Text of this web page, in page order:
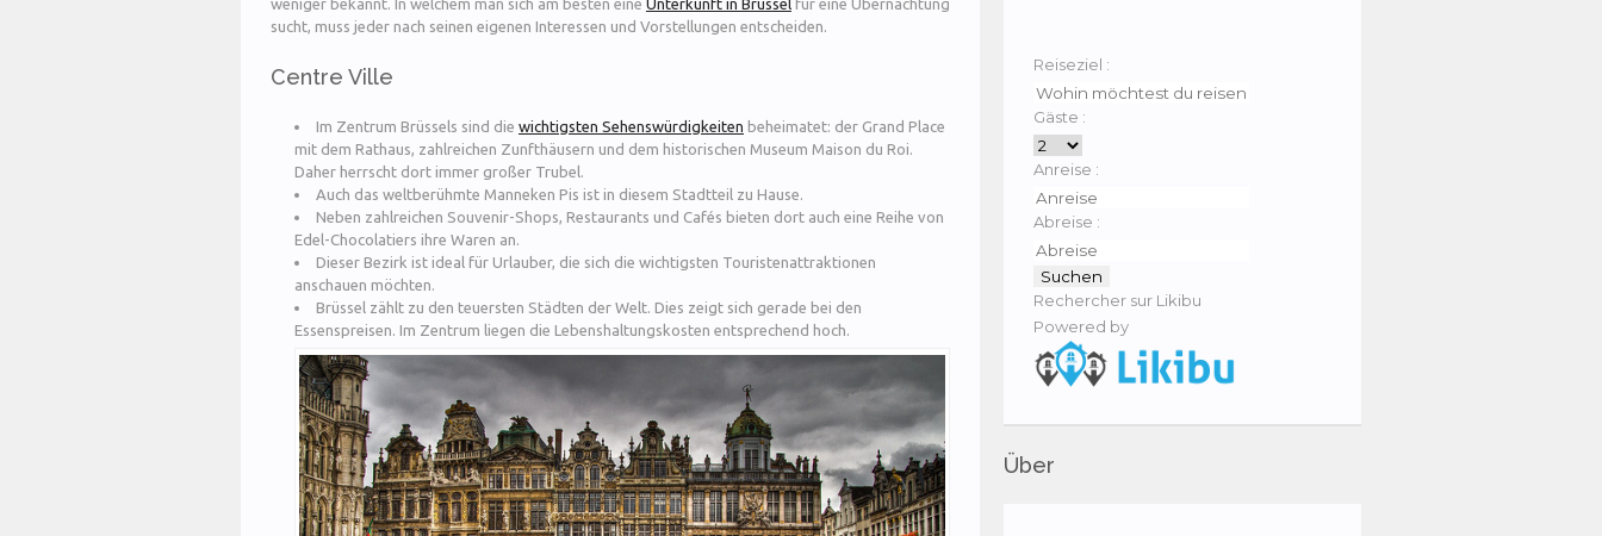
weniger bekannt. In welchem man sich am besten eine Unterkunft in Brüssel für eine Übernachtung
sucht, muss jeder nach seinen eigenen Interessen und Vorstellungen entscheiden.
Centre Ville
Im Zentrum Brüssels sind die wichtigsten Sehenswürdigkeiten beheimatet: der Grand Place
mit dem Rathaus, zahlreichen Zunfthäusern und dem historischen Museum Maison du Roi.
Daher herrscht dort immer großer Trubel.
Auch das weltberühmte Manneken Pis ist in diesem Stadtteil zu Hause.
Neben zahlreichen Souvenir-Shops, Restaurants und Cafés bieten dort auch eine Reihe von
Edel-Chocolatiers ihre Waren an.
Dieser Bezirk ist ideal für Urlauber, die sich die wichtigsten Touristenattraktionen
anschauen möchten.
Brüssel zählt zu den teuersten Städten der Welt. Dies zeigt sich gerade bei den
Essenspreisen. Im Zentrum liegen die Lebenshaltungskosten entsprechend hoch.
Reiseziel :
Gäste :
Anreise :
Abreise :
Rechercher sur Likibu
Powered by
Über